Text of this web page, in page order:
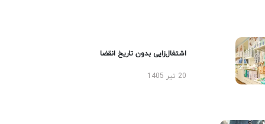
اشتغال‌زایی بدون تاریخ انقضا
20 تیر 1405